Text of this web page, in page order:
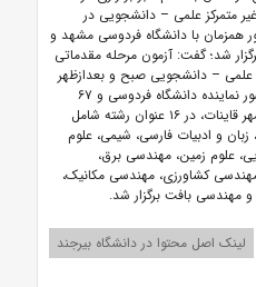
متمرکز علمی – دانشجویی در
بطور همزمان با دانشگاه فردوسی مشهد و
شد؛ گفت: آزمون مرحله مقدماتی
علمی – دانشجویی صبح و بعدازظهر
روز جمعه ۱۵ اردیبهشت ۱۴۰۲ با حضور نماینده دانشگاه فردوسی و ۶۷
دانشجو از دانشگاه‌های بیرجند، بزرگمهر قاینات، در ۱۶ عنوان رشته شامل
و ادبیات فارسی، شیمی، علوم
علوم زمین، مهندسی برق،
کشاورزی، مهندسی مکانیک،
مهندسی بافت برگزار شد.
لینک اصل محتوا در دانشگاه بیرجند